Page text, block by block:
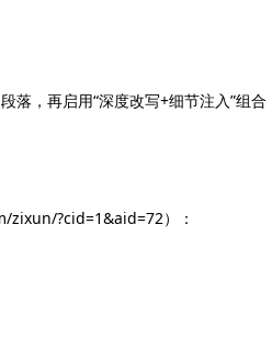
落，再启用“深度改写+细节注入”组合
zixun/?cid=1&aid=72）：